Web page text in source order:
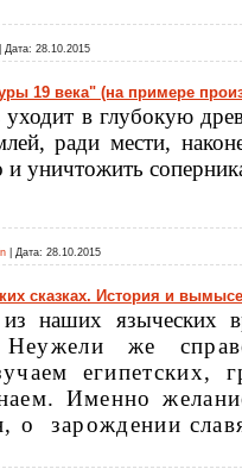
Дата: 28.10.2015
19 века" (на примере
в глубокую
ради мести,
и уничтожить
Дата: 28.10.2015
сказках. История и
наших языческих
Неужели же
египетских,
Именно
о зарождении